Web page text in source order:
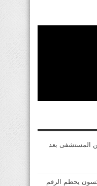
المستشفى بعد
يحطم الرقم